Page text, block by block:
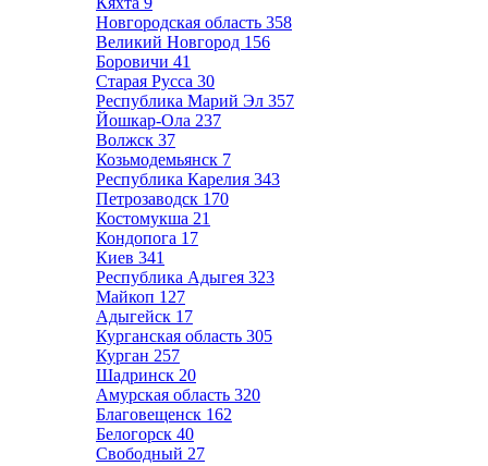
Новгородская область 358
Великий Новгород 156
Боровичи 41
Старая Русса 30
Республика Марий Эл 357
Йошкар-Ола 237
Волжск 37
Козьмодемьянск 7
Республика Карелия 343
Петрозаводск 170
Костомукша 21
Кондопога 17
Киев 341
Республика Адыгея 323
Майкоп 127
Адыгейск 17
Курганская область 305
Курган 257
Шадринск 20
Амурская область 320
Благовещенск 162
Белогорск 40
Свободный 27